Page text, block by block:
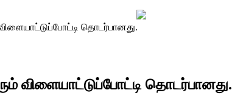
தொடர்பானது.
விளையாட்டுப்போட்டி தொடர்பானது.